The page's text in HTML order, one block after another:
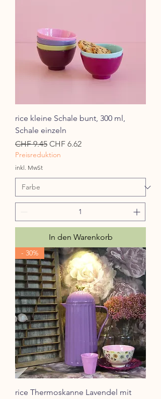
rice kleine Schale bunt, 300 ml,
Schale einzeln
Standardpreis
CHF 9.45 Sale-Preis
CHF 6.62
Preisreduktion
inkl. MwSt
In den Warenkorb
- 30%
rice Thermoskanne Lavendel mit